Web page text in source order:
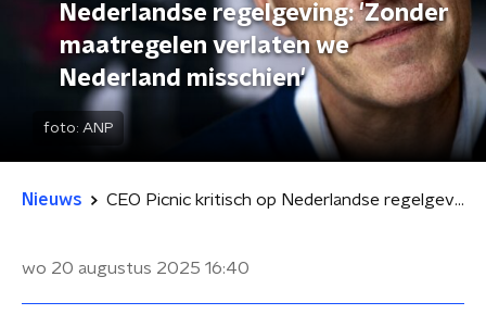
Nederlandse regelgeving: 'Zonder
maatregelen verlaten we
Nederland misschien'
foto: ANP
Nieuws CEO Picnic kritisch op Nederlandse regelgeving: 'Zonder maatregelen verlaten we Nederland misschien'
wo 20 augustus 2025 16:40